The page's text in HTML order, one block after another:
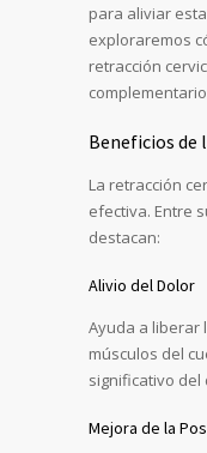
para aliviar
exploraremos
retracción
Beneficios de
La retracción
efectiva. Entre
destacan:
Alivio del Dolor
Ayuda a liberar
músculos del
significativo del
Mejora de la